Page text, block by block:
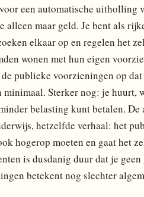
een automatische uitholling
alleen maar geld. Je bent als
elkaar op en regelen het
wonen met hun eigen
publieke voorzieningen op
minimaal. Sterker nog: je huurt,
belasting kunt betalen.
hetzelfde verhaal: het
hogerop moeten en gaat het
is dusdanig duur dat je
betekent nog slechter